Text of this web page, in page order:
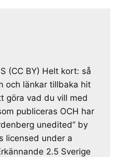
(CC BY) Helt kort: så
och länkar tillbaka hit
göra vad du vill med
publiceras OCH har
unedited” by
licensed under a
2.5 Sverige